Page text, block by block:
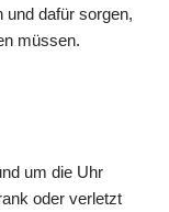
und dafür sorgen,
müssen.
um die Uhr
oder verletzt